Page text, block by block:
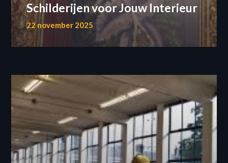
Schilderijen voor Jouw Interieur
22 november 2025